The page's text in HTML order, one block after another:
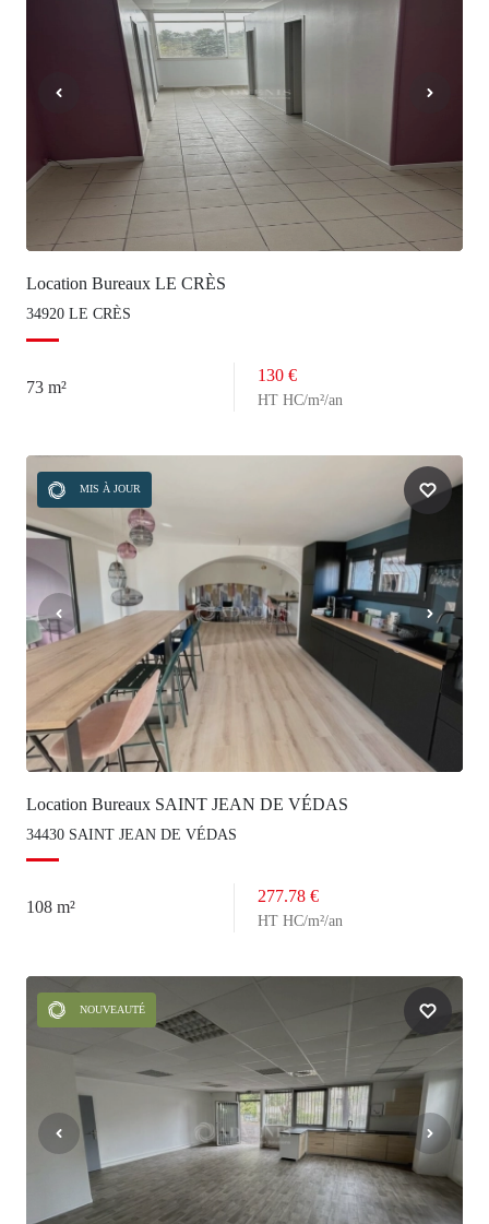
Location Bureaux LE CRÈS
34920 LE CRÈS
73 m²
130 €
HT HC/m²/an
MIS À JOUR
Location Bureaux SAINT JEAN DE VÉDAS
34430 SAINT JEAN DE VÉDAS
108 m²
277.78 €
HT HC/m²/an
NOUVEAUTÉ